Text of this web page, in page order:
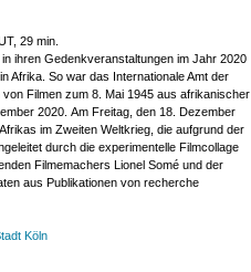
29 min.
ihren Gedenkveranstaltungen im Jahr 2020
Afrika. So war das Internationale Amt der
Filmen zum 8. Mai 1945 aus afrikanischer
2020. Am Freitag, den 18. Dezember
im Zweiten Weltkrieg, die aufgrund der
durch die experimentelle Filmcollage
Filmemachers Lionel Somé und der
aus Publikationen von recherche
Köln